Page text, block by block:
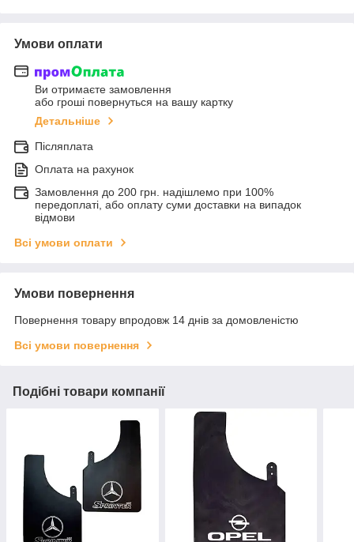
Умови оплати
Ви отримаєте замовлення
або гроші повернуться на вашу картку
Детальніше
Післяплата
Оплата на рахунок
Замовлення до 200 грн. надішлемо при 100%
передоплаті, або оплату суми доставки на випадок
відмови
Всі умови оплати
Умови повернення
Повернення товару впродовж 14 днів за домовленістю
Всі умови повернення
Подібні товари компанії